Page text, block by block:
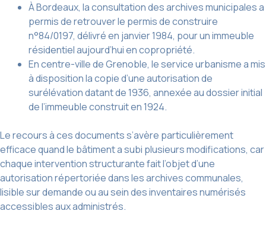
À Bordeaux, la consultation des archives municipales a
permis de retrouver le permis de construire
n°84/0197, délivré en janvier 1984, pour un immeuble
résidentiel aujourd’hui en copropriété.
En centre-ville de Grenoble, le service urbanisme a mis
à disposition la copie d’une autorisation de
surélévation datant de 1936, annexée au dossier initial
de l’immeuble construit en 1924.
Le recours à ces documents s’avère particulièrement
efficace quand le bâtiment a subi plusieurs modifications, car
chaque intervention structurante fait l’objet d’une
autorisation répertoriée dans les archives communales,
lisible sur demande ou au sein des inventaires numérisés
accessibles aux administrés.